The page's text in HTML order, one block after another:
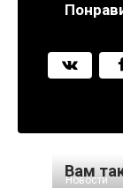
Вам
Новости